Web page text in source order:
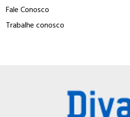
Fale Conosco
Trabalhe conosco